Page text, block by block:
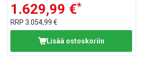
1.629,99 €*
RRP3.054,99 €
Lisää ostoskoriin